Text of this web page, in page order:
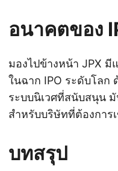
อนาคตของ
มองไปข้างหน้า JPX มี
ในฉาก IPO ระดับโลก
ระบบนิเวศที่สนับสนุน
สำหรับบริษัทที่ต้องการ
บทสรุป